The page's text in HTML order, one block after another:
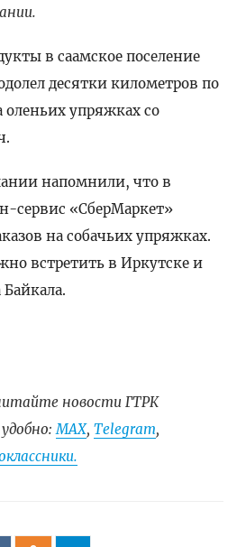
в саамское поселение
десятки километров по
оленьих упряжках со
напомнили, что в
сервис «СберМаркет»
на собачьих упряжках.
встретить в Иркутске и
новости ГТРК
МАХ, Telegram,